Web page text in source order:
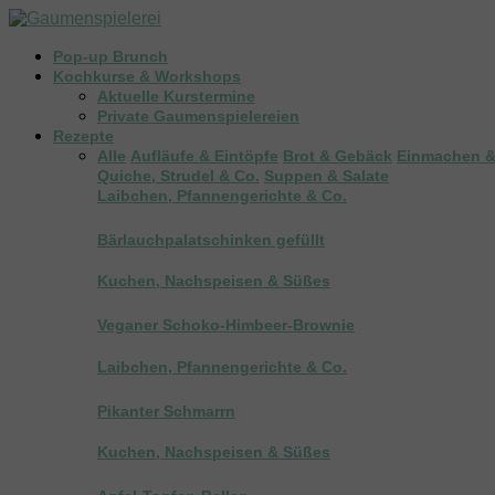
Pop-up Brunch
Kochkurse & Workshops
Aktuelle Kurstermine
Private Gaumenspielereien
Rezepte
Alle Aufläufe & Eintöpfe Brot & Gebäck Einmachen
Quiche, Strudel & Co. Suppen & Salate
Laibchen, Pfannengerichte & Co.
Bärlauchpalatschinken gefüllt
Kuchen, Nachspeisen & Süßes
Veganer Schoko-Himbeer-Brownie
Laibchen, Pfannengerichte & Co.
Pikanter Schmarrn
Kuchen, Nachspeisen & Süßes